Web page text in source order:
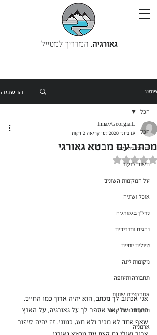
גאורגיה. המדריך למטייל
פוסט הרשמה
הכל
סיפורי מטיילים
חשוב לדעת
על המקומות השונים
אוכל ושתיה
נדל"ן בגאורגיה
נהגים ומדריכים
טיולים יומיים
מקומות לינה
תחבורה ותעופה
אטרקציות שונות
מסעדות ובתי קפה
ארמניה
הכל
מכתב עם מבטא גאורגי
Inna//GeorgiaIL
19 ביוני 2020
זמן קריאה 2 דקות
דירוג של NaN מתוך 5 כוכבים
אני אכתוב לך מכתב, הוא יהיה ארוך כמו החיים.
במכתב שלי אני אספר לך על גאורגיה, על הארץ
שאף אחד לא מכיר ולא חש, כמוני. זה יהיה סיפור